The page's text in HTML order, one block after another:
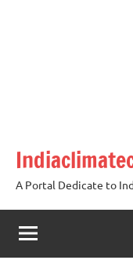
A Portal Dedicate to